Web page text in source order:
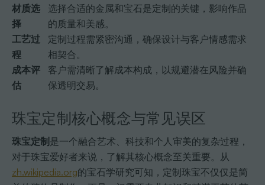
材质选
择
选择合适的金属和宝石是定制的关键，影响作品
的质量和美感。
工艺过
程
定制过程需紧密沟通，确保设计与客户情感需求
相契合。
成本评
估
客户需清晰了解成本构成，以规避潜在风险并确
保透明交易。
珠宝定制核心概念与常见误区
珠宝定制 是一个融合艺术、科技和个人审美的复杂过程，
对于珠宝爱好者来说，了解其核心概念至关重要。从
zh.wikipedia.org的宝石学研究可知，定制珠宝不仅仅是简